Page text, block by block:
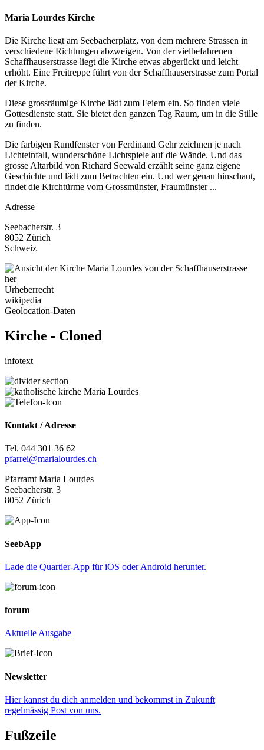
Maria Lourdes Kirche
Die Kirche liegt am Seebacherplatz, von dem mehrere Strassen in
verschiedene Richtungen abzweigen. Von der vielbefahrenen
Schaffhauserstrasse liegt die Kirche etwas abgerückt und leicht
erhöht. Eine Freitreppe führt von der Schaffhauserstrasse zum Portal
der Kirche.
Diese grossräumige Kirche lädt zum Feiern ein. So finden viele
Gottesdienste statt. Sie bietet den ganzen Tag Raum, um in die Stille
zu finden.
Die farbigen Rundfenster von Ferdinand Gehr zeichnen je nach
Lichteinfall, wunderschöne Lichtspiele auf die Wände. Und das
grosse Altarbild von Richard Seewald erzählt seine ganz eigene
Geschichte und lädt zum Betrachten ein. Und wer genau hinschaut,
findet die Kirchtürme vom Grossmünster, Fraumünster ...
Adresse
Seebacherstr. 3
8052 Zürich
Schweiz
Urheberrecht
wikipedia
Geolocation-Daten
Kirche - Cloned
infotext
Kontakt / Adresse
Tel. 044 301 36 62
pfarrei@marialourdes.ch
Pfarramt Maria Lourdes
Seebacherstr. 3
8052 Zürich
SeebApp
Lade die Quartier-App für iOS oder Android herunter.
forum
Aktuelle Ausgabe
Newsletter
Hier kannst du dich anmelden und bekommst in Zukunft
regelmässig Post von uns.
Fußzeile